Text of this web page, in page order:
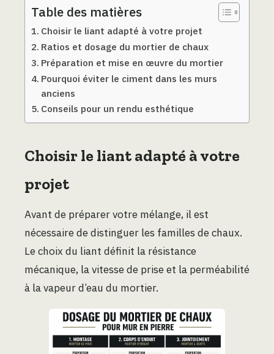
Table des matières
Choisir le liant adapté à votre projet
Ratios et dosage du mortier de chaux
Préparation et mise en œuvre du mortier
Pourquoi éviter le ciment dans les murs
anciens
Conseils pour un rendu esthétique
Choisir le liant adapté à votre
projet
Avant de préparer votre mélange, il est
nécessaire de distinguer les familles de chaux.
Le choix du liant définit la résistance
mécanique, la vitesse de prise et la perméabilité
à la vapeur d’eau du mortier.